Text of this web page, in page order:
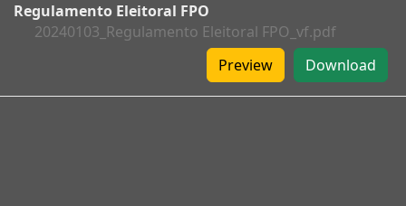
Regulamento Eleitoral FPO
20240103_Regulamento Eleitoral FPO_vf.pdf
Download
Preview